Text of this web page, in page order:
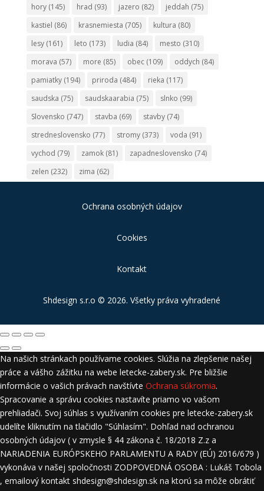
hory(145) hrad (93) jazero (82) jeddah (75)
kastiel (86) krasnemiesta (705) kultura (80)
lesy(161) leto (173) ludia (84) mesto (310)
morava (57) more (85) obec(109) oddych (84)
pamiatky(194) priroda (484) rieka (117)
saudska (75) saudskaarabia (75) slnko (99)
Slovensko (747) stavba (69) stavby(74)
stredneslovensko (77) stromy(373) voda (91)
vychod (79) zamok(81) zapadneslovensko (74)
zelen (232) zima (62)
Ochrana osobných údajov
Cookies
Kontakt
Shdesign s.r.o © 2026. Všetky práva vyhradené
Na našich stránkach používame cookies. Slúžia na zlepšenie našej
práce a vášho zážitku na webe letecke-zabery.sk. Pre bližšie
informácie o vašich právach navštívte Ochrana súkromia.
Spracovanie a správu cookies nastavíte priamo vo vašom
prehliadači. Svoj súhlas s využívaním cookies pre letecke-zabery.sk
udelíte kliknutím na tlačidlo "Súhlasím". Dohľad nad ochranou
osobných údajov ( v zmysle § 44 zákona č. 18/2018 Z.z a
NARIADENIA EURÓPSKEHO PARLAMENTU A RADY (EÚ) 2016/679 )
vykonáva v našej spoločnosti ZODPOVEDNÁ OSOBA : Lukáš Tobola
, emailový kontakt shdesign@shdesign.sk na ktorú sa môže obrátiť